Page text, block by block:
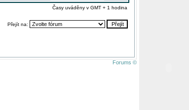
Časy uváděny v GMT + 1 hodina
Přejít na:
Forums ©